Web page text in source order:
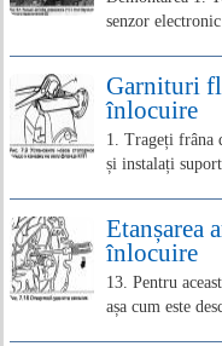
senzor
Garnituri
înlocuire
1. Trageți frâna
și instalați
Etanșarea
înlocuire
13. Pentru
așa cum este